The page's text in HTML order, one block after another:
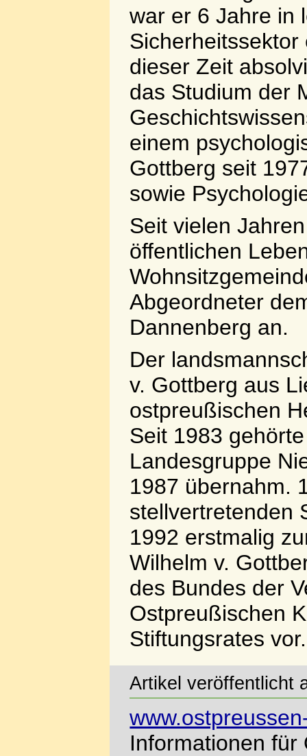
war er 6 Jahre in
dieser Zeit
das Studium der
einem
Gottberg seit
sowie
Seit vielen
öffentlichen
Abgeordneter
Dannenberg an.
Der
v. Gottberg aus
ostpreußischen
Seit 1983
Landesgruppe
1987 übernahm.
stellvertretenden
1992 erstmalig
Wilhelm v.
des Bundes der
Ostpreußischen
Stiftungsrates vor.
Artikel veröffentlicht
Informationen für